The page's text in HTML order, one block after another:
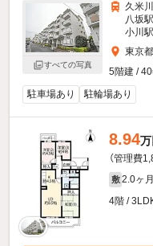
すべての写真
久米
八坂
小川
東京
5階建 /
駐車場あり
駐輪場あり
8.94万
（管理費
敷 2.0ヶ月
4階 /